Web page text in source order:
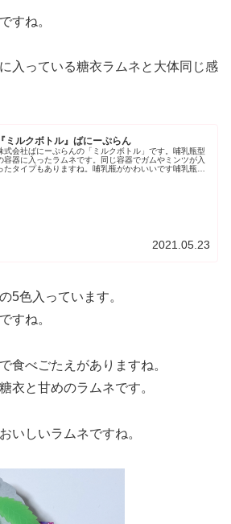
すね。
入っている糖衣ラムネと大体同じ感
『ミルクボトル』ばにーぷらん
式会社ばにーぷらんの「ミルクボトル」です。哺乳瓶型
容器に入ったラムネです。同じ容器でガムやミンツが入
たタイプもありますね。哺乳瓶がかわいいです哺乳瓶型
2021.05.23
5色入っています。
すね。
食べごたえがありますね。
衣と甘めのラムネです。
いしいラムネですね。